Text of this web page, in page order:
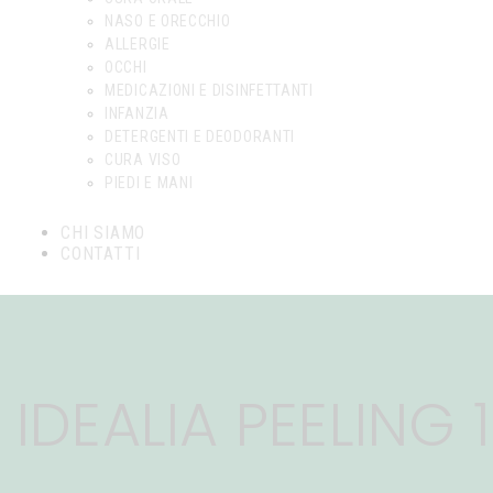
NASO E ORECCHIO
ALLERGIE
OCCHI
MEDICAZIONI E DISINFETTANTI
INFANZIA
DETERGENTI E DEODORANTI
CURA VISO
PIEDI E MANI
CHI SIAMO
CONTATTI